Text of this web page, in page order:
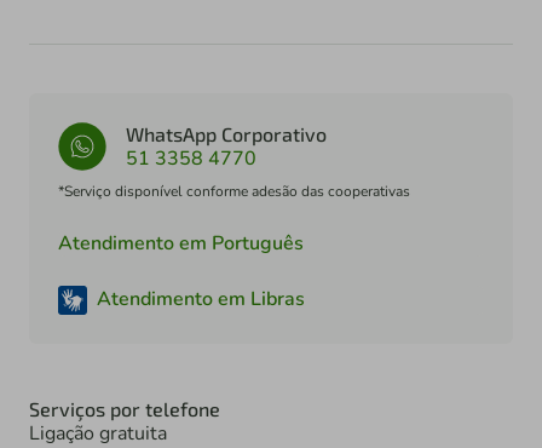
WhatsApp Corporativo
51 3358 4770
*Serviço disponível conforme adesão das cooperativas
Atendimento em Português
Atendimento em Libras
Serviços por telefone
Ligação gratuita